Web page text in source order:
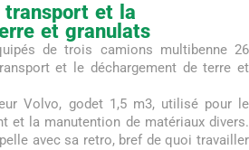
transport et la
et granulats
de trois camions multibenne 26
et le déchargement de terre et
Volvo, godet 1,5 m3, utilisé pour le
et la manutention de matériaux divers.
avec sa retro, bref de quoi travailler